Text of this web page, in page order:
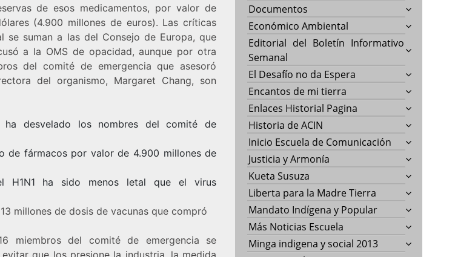
de esos medicamentos, por valor de
(4.900 millones de euros). Las críticas
se suman a las del Consejo de Europa, que
a la OMS de opacidad, aunque por otra
del comité de emergencia que asesoró
del organismo, Margaret Chang, son
ha desvelado los nombres del comité de
de fármacos por valor de 4.900 millones de
H1N1 ha sido menos letal que el virus
millones de dosis de vacunas que compró
miembros del comité de emergencia se
que los presione la industria, la medida
Documentos
Económico Ambiental
Editorial del Boletín Informativo
Semanal
El Desafío no da Espera
Encantos de mi tierra
Enlaces Historial Pagina
Historia de ACIN
Inicio Escuela de Comunicación
Justicia y Armonía
Kueta Susuza
Liberta para la Madre Tierra
Mandato Indígena y Popular
Más Noticias Escuela
Minga indigena y social 2013